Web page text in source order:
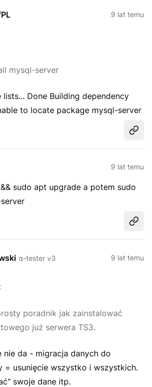
9 lat temu
mysql-server
lists... Done Building dependency
to locate package mysql-server
9 lat temu
sudo apt upgrade a potem sudo
α-tester v3 9 lat temu
poradnik jak zainstalować
już serwera TS3.
nie da - migracja danych do
= usunięcie wszystko i wszystkich.
swoje dane itp.